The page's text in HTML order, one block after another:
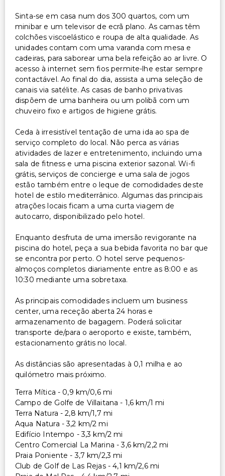
Serviço de lavanderia
Serviço de lavanderia/lavagem a seco
Sinta-se em casa num dos 300 quartos, com um
minibar e um televisor de ecrã plano. As camas têm
colchões viscoelástico e roupa de alta qualidade. As
unidades contam com uma varanda com mesa e
cadeiras, para saborear uma bela refeição ao ar livre. O
acesso à internet sem fios permite-lhe estar sempre
contactável. Ao final do dia, assista a uma seleção de
canais via satélite. As casas de banho privativas
dispõem de uma banheira ou um polibã com um
chuveiro fixo e artigos de higiene grátis.
Ceda à irresistível tentação de uma ida ao spa de
serviço completo do local. Não perca as várias
atividades de lazer e entretenimento, incluindo uma
sala de fitness e uma piscina exterior sazonal. Wi-fi
grátis, serviços de concierge e uma sala de jogos
estão também entre o leque de comodidades deste
hotel de estilo mediterrânico. Algumas das principais
atrações locais ficam a uma curta viagem de
autocarro, disponibilizado pelo hotel.
Enquanto desfruta de uma imersão revigorante na
piscina do hotel, peça a sua bebida favorita no bar que
se encontra por perto. O hotel serve pequenos-
almoços completos diariamente entre as 8:00 e as
10:30 mediante uma sobretaxa.
As principais comodidades incluem um business
center, uma receção aberta 24 horas e
armazenamento de bagagem. Poderá solicitar
transporte de/para o aeroporto e existe, também,
estacionamento grátis no local.
As distâncias são apresentadas à 0,1 milha e ao
quilómetro mais próximo.
Terra Mítica - 0,9 km/0,6 mi
Campo de Golfe de Villaitana - 1,6 km/1 mi
Terra Natura - 2,8 km/1,7 mi
Aqua Natura - 3,2 km/2 mi
Edifício Intempo - 3,3 km/2 mi
Centro Comercial La Marina - 3,6 km/2,2 mi
Praia Poniente - 3,7 km/2,3 mi
Club de Golf de Las Rejas - 4,1 km/2,6 mi